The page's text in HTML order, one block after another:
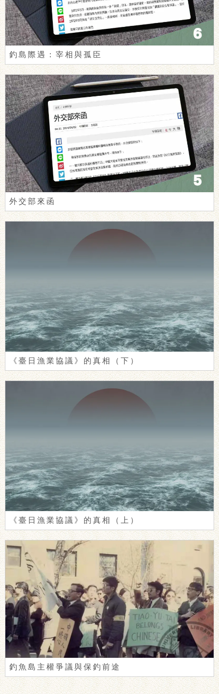
釣島際遇：宰相與孤臣
外交部來函
《臺日漁業協議》的真相（下）
《臺日漁業協議》的真相（上）
釣魚島主權爭議與保釣前途